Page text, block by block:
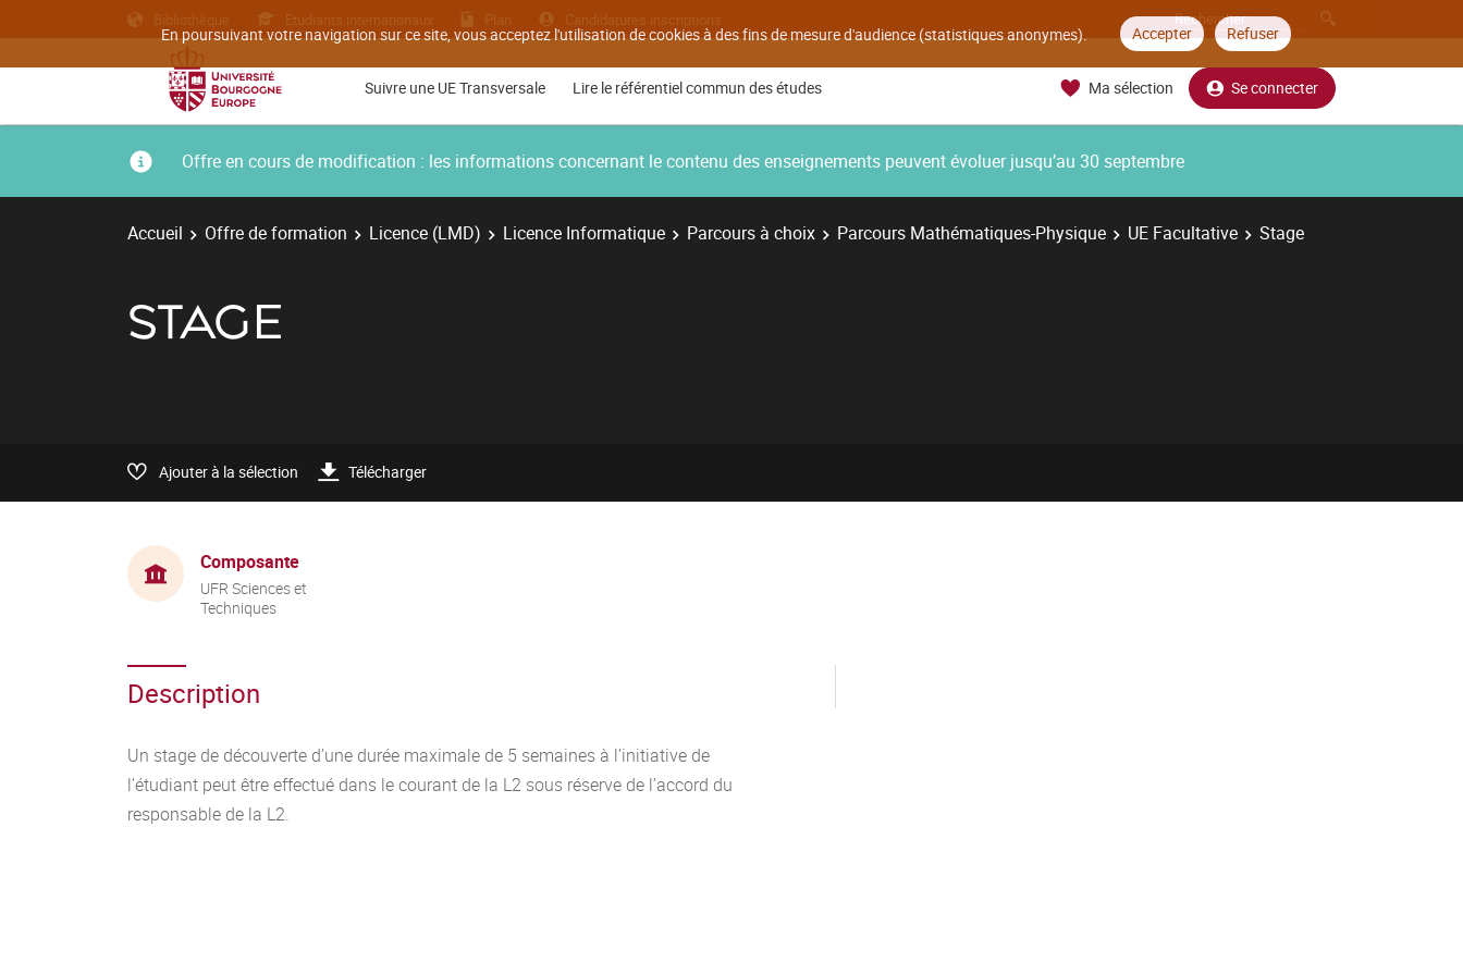
En poursuivant votre navigation sur ce site, vous acceptez l'utilisation de cookies à des fins de mesure d'audience (statistiques anonymes). Accepter Refuser
Bibliothèque Etudiants internationaux Plan Candidatures inscriptions
Suivre une UE Transversale Lire le référentiel commun des études Ma sélection Se connecter
Offre en cours de modification : les informations concernant le contenu des enseignements peuvent évoluer jusqu’au 30 septembre
Accueil Offre de formation Licence (LMD) Licence Informatique Parcours à choix Parcours Mathématiques-Physique UE Facultative Stage
STAGE
Ajouter à la sélection Télécharger
Composante
UFR Sciences et
Techniques
Description
Un stage de découverte d’une durée maximale de 5 semaines à l’initiative de
l’étudiant peut être effectué dans le courant de la L2 sous réserve de l’accord du
responsable de la L2.